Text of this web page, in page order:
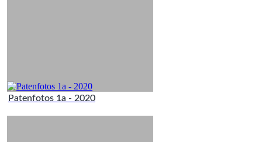
Patenfotos 1a - 2020